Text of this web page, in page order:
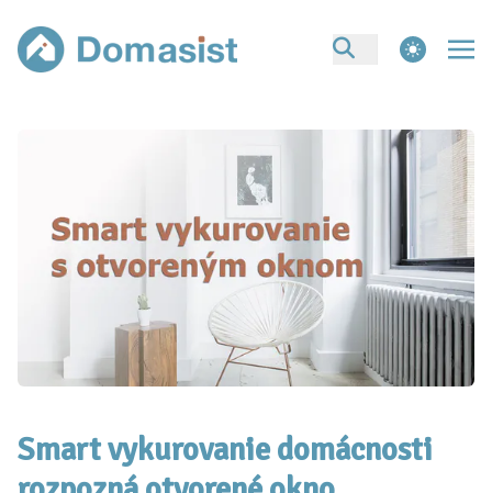
theme switcher
Smart vykurovanie domácnosti